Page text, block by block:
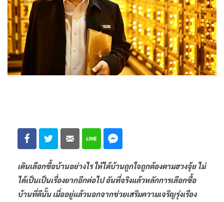
เดินเลือกซื้อบ้านอย่างไร ให้ได้บ้านถูกใจถูกต้องตามฮวงจุ้ย ไม่
ได้เป็นเป็นเรื่องยากอีกต่อไป อันที่จริงแล้วหลักการเลือกซื้อ
บ้านที่ดีนั้น เมื่ออยู่แล้วนอกจากช่วยเสริมความเจริญรุ่งเรือง